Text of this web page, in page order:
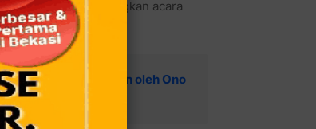
lebih mematangkan acara
PDIP dan Ditegaskan oleh Ono